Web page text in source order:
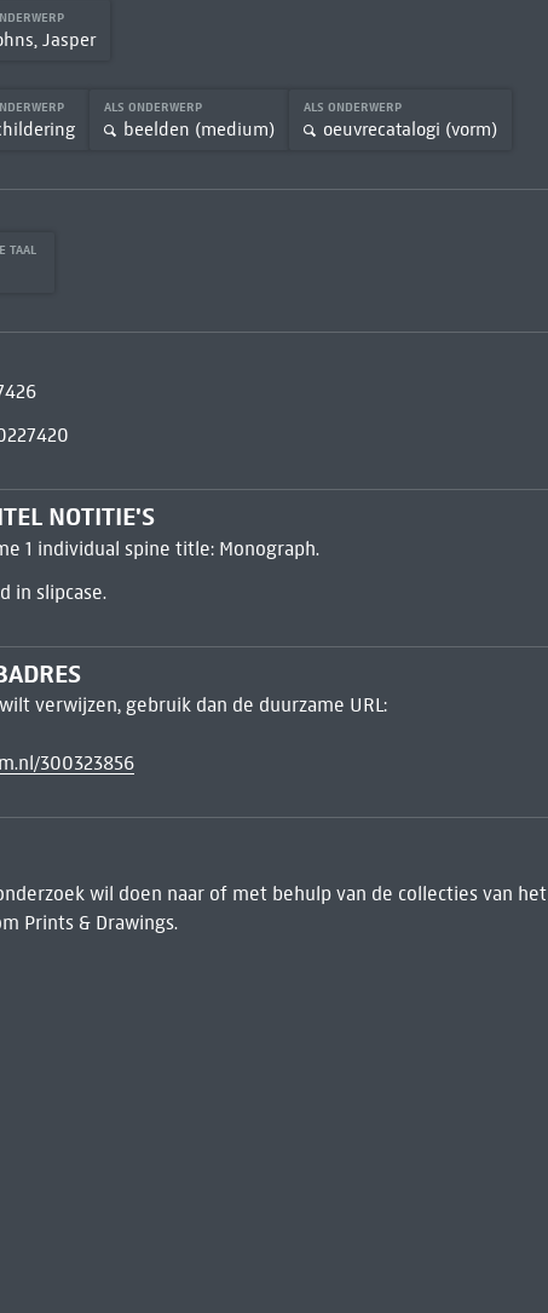
Jasper
ALS ONDERWERP
beelden (medium)
ALS ONDERWERP
oeuvrecatalogi (vorm)
TAAL
NOTITIE'S
1 individual spine title: Monograph.
in slipcase.
verwijzen, gebruik dan de duurzame URL:
300323856
wil doen naar of met behulp van de collecties van het
Prints & Drawings.